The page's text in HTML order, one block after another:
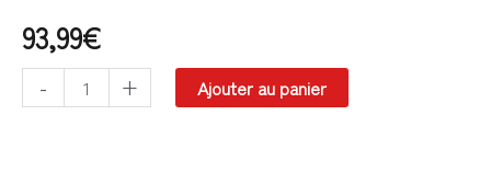
93,99€
- + Ajouter au panier